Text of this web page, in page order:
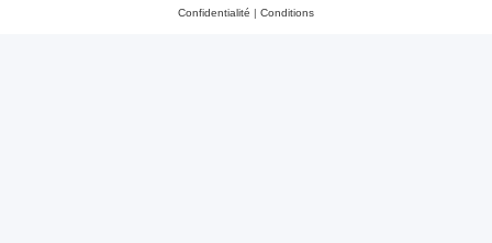
Confidentialité | Conditions